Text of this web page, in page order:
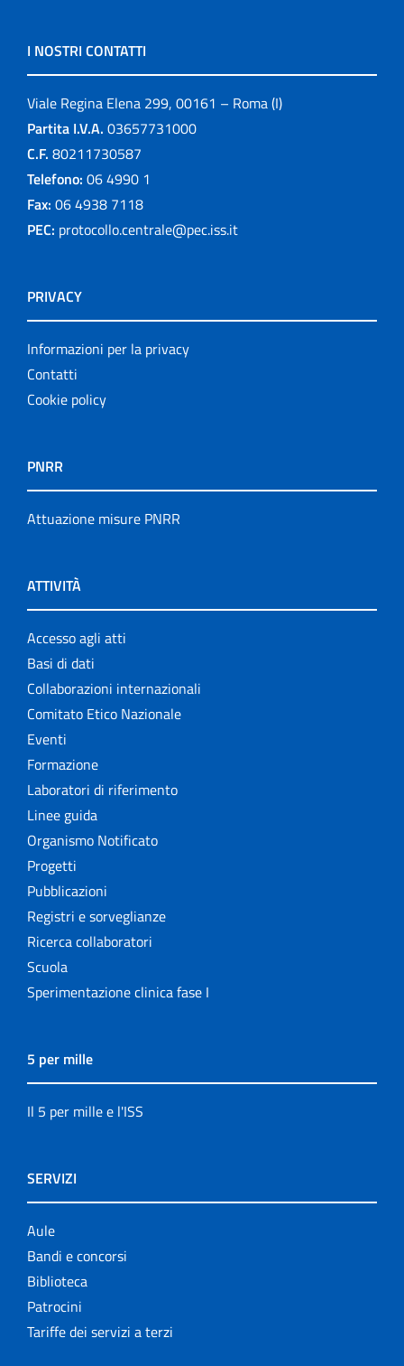
I NOSTRI CONTATTI
Viale Regina Elena 299, 00161 – Roma (I)
Partita I.V.A. 03657731000
C.F. 80211730587
Telefono: 06 4990 1
Fax: 06 4938 7118
PEC: protocollo.centrale@pec.iss.it
PRIVACY
Informazioni per la privacy
Contatti
Cookie policy
PNRR
Attuazione misure PNRR
ATTIVITÀ
Accesso agli atti
Basi di dati
Collaborazioni internazionali
Comitato Etico Nazionale
Eventi
Formazione
Laboratori di riferimento
Linee guida
Organismo Notificato
Progetti
Pubblicazioni
Registri e sorveglianze
Ricerca collaboratori
Scuola
Sperimentazione clinica fase I
5 per mille
Il 5 per mille e l'ISS
SERVIZI
Aule
Bandi e concorsi
Biblioteca
Patrocini
Tariffe dei servizi a terzi